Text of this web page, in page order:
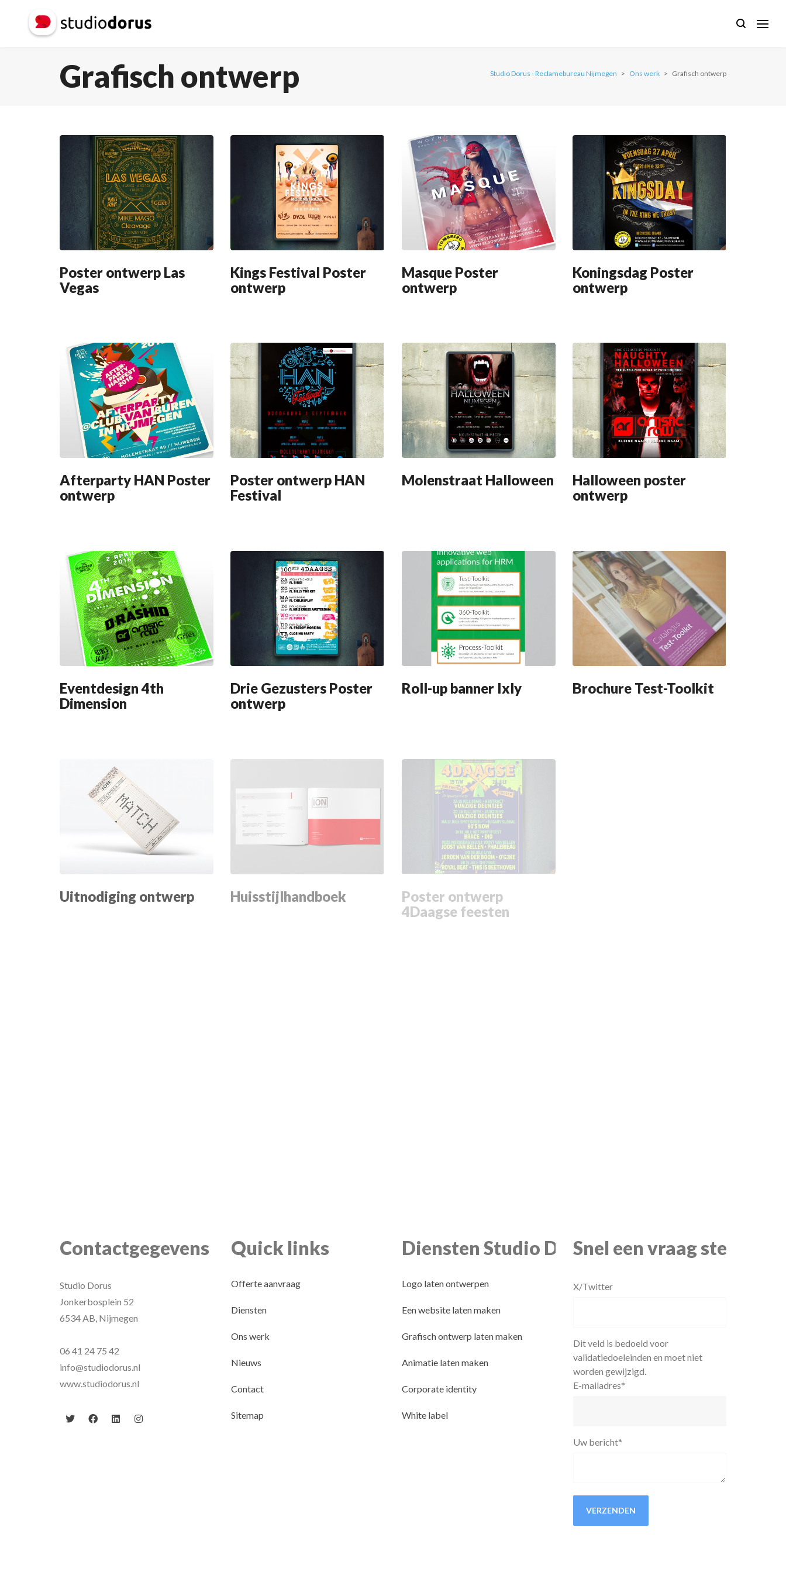
Grafisch ontwerp Studio Dorus - Reclamebureau Nijmegen > Ons werk > Grafisch ontwerp
Poster ontwerp Las
Vegas
Kings Festival Poster
ontwerp
Masque Poster
ontwerp
Koningsdag Poster
ontwerp
Afterparty HAN Poster
ontwerp
Poster ontwerp HAN
Festival
Molenstraat Halloween
Halloween poster
ontwerp
Eventdesign 4th
Dimension
Drie Gezusters Poster
ontwerp
Roll-up banner Ixly Brochure Test-Toolkit
Uitnodiging ontwerp Huisstijlhandboek
Poster ontwerp
4Daagse feesten
Contactgegevens
Studio Dorus
Jonkerbosplein 52
6534 AB, Nijmegen
06 41 24 75 42
info@studiodorus.nl
www.studiodorus.nl
Quick links
Offerte aanvraag
Diensten
Ons werk
Nieuws
Contact
Sitemap
Diensten Studio Dorus
Logo laten ontwerpen
Een website laten maken
Grafisch ontwerp laten maken
Animatie laten maken
Corporate identity
White label
Snel een vraag stellen
X/Twitter
Dit veld is bedoeld voor
validatiedoeleinden en moet niet
worden gewijzigd.
E-mailadres*
Uw bericht*
VERZENDEN